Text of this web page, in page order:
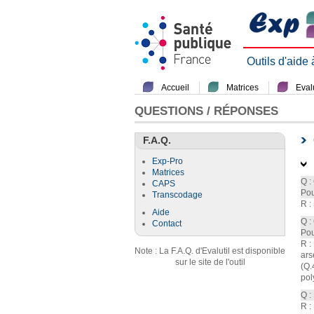
Outils d'aide
Accueil Matrices
QUESTIONS / RÉPONSES
F.A.Q.
Exp-Pro
Matrices
CAPS
Transcodage
Aide
Contact
Note : La F.A.Q. d'Evalutil est disponible
sur le site de l'outil
Q :
R
Q :
R
Q :
R